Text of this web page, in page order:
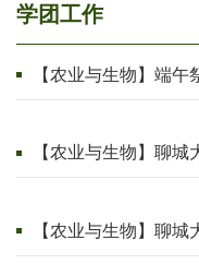
学团工作
【农业与生物】端
启新程——聊城大学
【农业与生物】聊
办“我与聘书合个影”
【农业与生物】聊
办“童心种美好，相